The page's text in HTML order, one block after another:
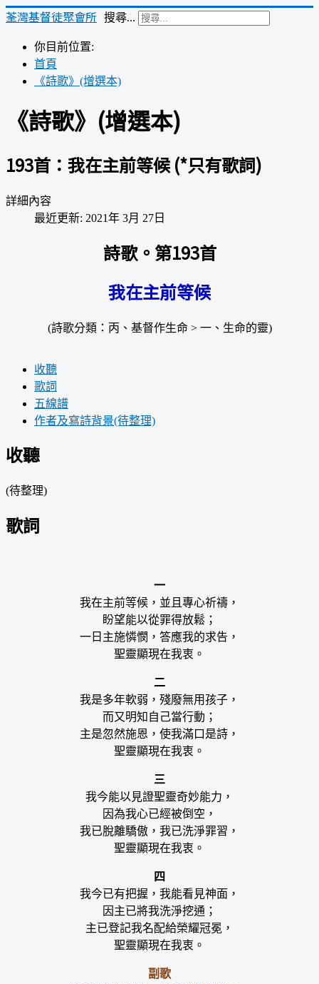
荃灣基督徒聚會所 搜尋...
你目前位置:
首頁
《詩歌》(增選本)
《詩歌》(增選本)
193首：我在主前等候 (*只有歌詞)
詳細內容
最近更新: 2021年 3月 27日
詩歌。第193首
我在主前等候
(詩歌分類：丙、基督作生命 > 一、生命的靈)
收聽
歌詞
五線譜
作者及寫詩背景(待整理)
收聽
(待整理)
歌詞
一
我在主前等候，並且專心祈禱，
盼望能以從罪得放鬆；
一日主施憐憫，答應我的求告，
聖靈顯現在我衷。
二
我是多年軟弱，殘廢無用孩子，
而又明知自己當行動；
主是忽然施恩，使我滿口是詩，
聖靈顯現在我衷。
三
我今能以見證聖靈奇妙能力，
因為我心已經被倒空，
我已脫離驕傲，我已洗淨罪習，
聖靈顯現在我衷。
四
我今已有把握，我能看見神面，
因主已將我洗淨挖通；
主已登記我名配給榮耀冠冕，
聖靈顯現在我衷。
副歌